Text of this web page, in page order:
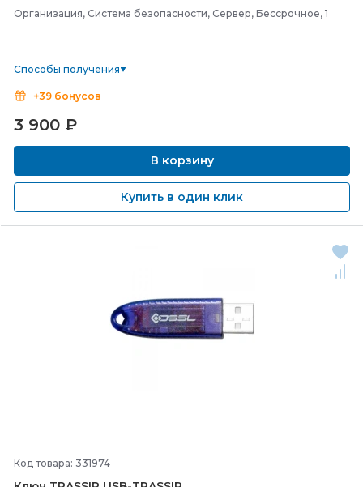
Организация, Система безопасности, Сервер, Бессрочное, 1
Способы получения
+39 бонусов
3 900 ₽
В корзину
Купить в один клик
Код товара: 331974